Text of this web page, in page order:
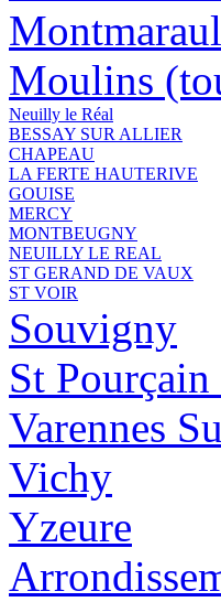
Moulins
Neuilly le Réal
BESSAY SUR ALLIER
CHAPEAU
LA FERTE HAUTERIVE
GOUISE
MERCY
MONTBEUGNY
NEUILLY LE REAL
ST GERAND DE VAUX
ST VOIR
Souvigny
St
Varennes
Vichy
Yzeure